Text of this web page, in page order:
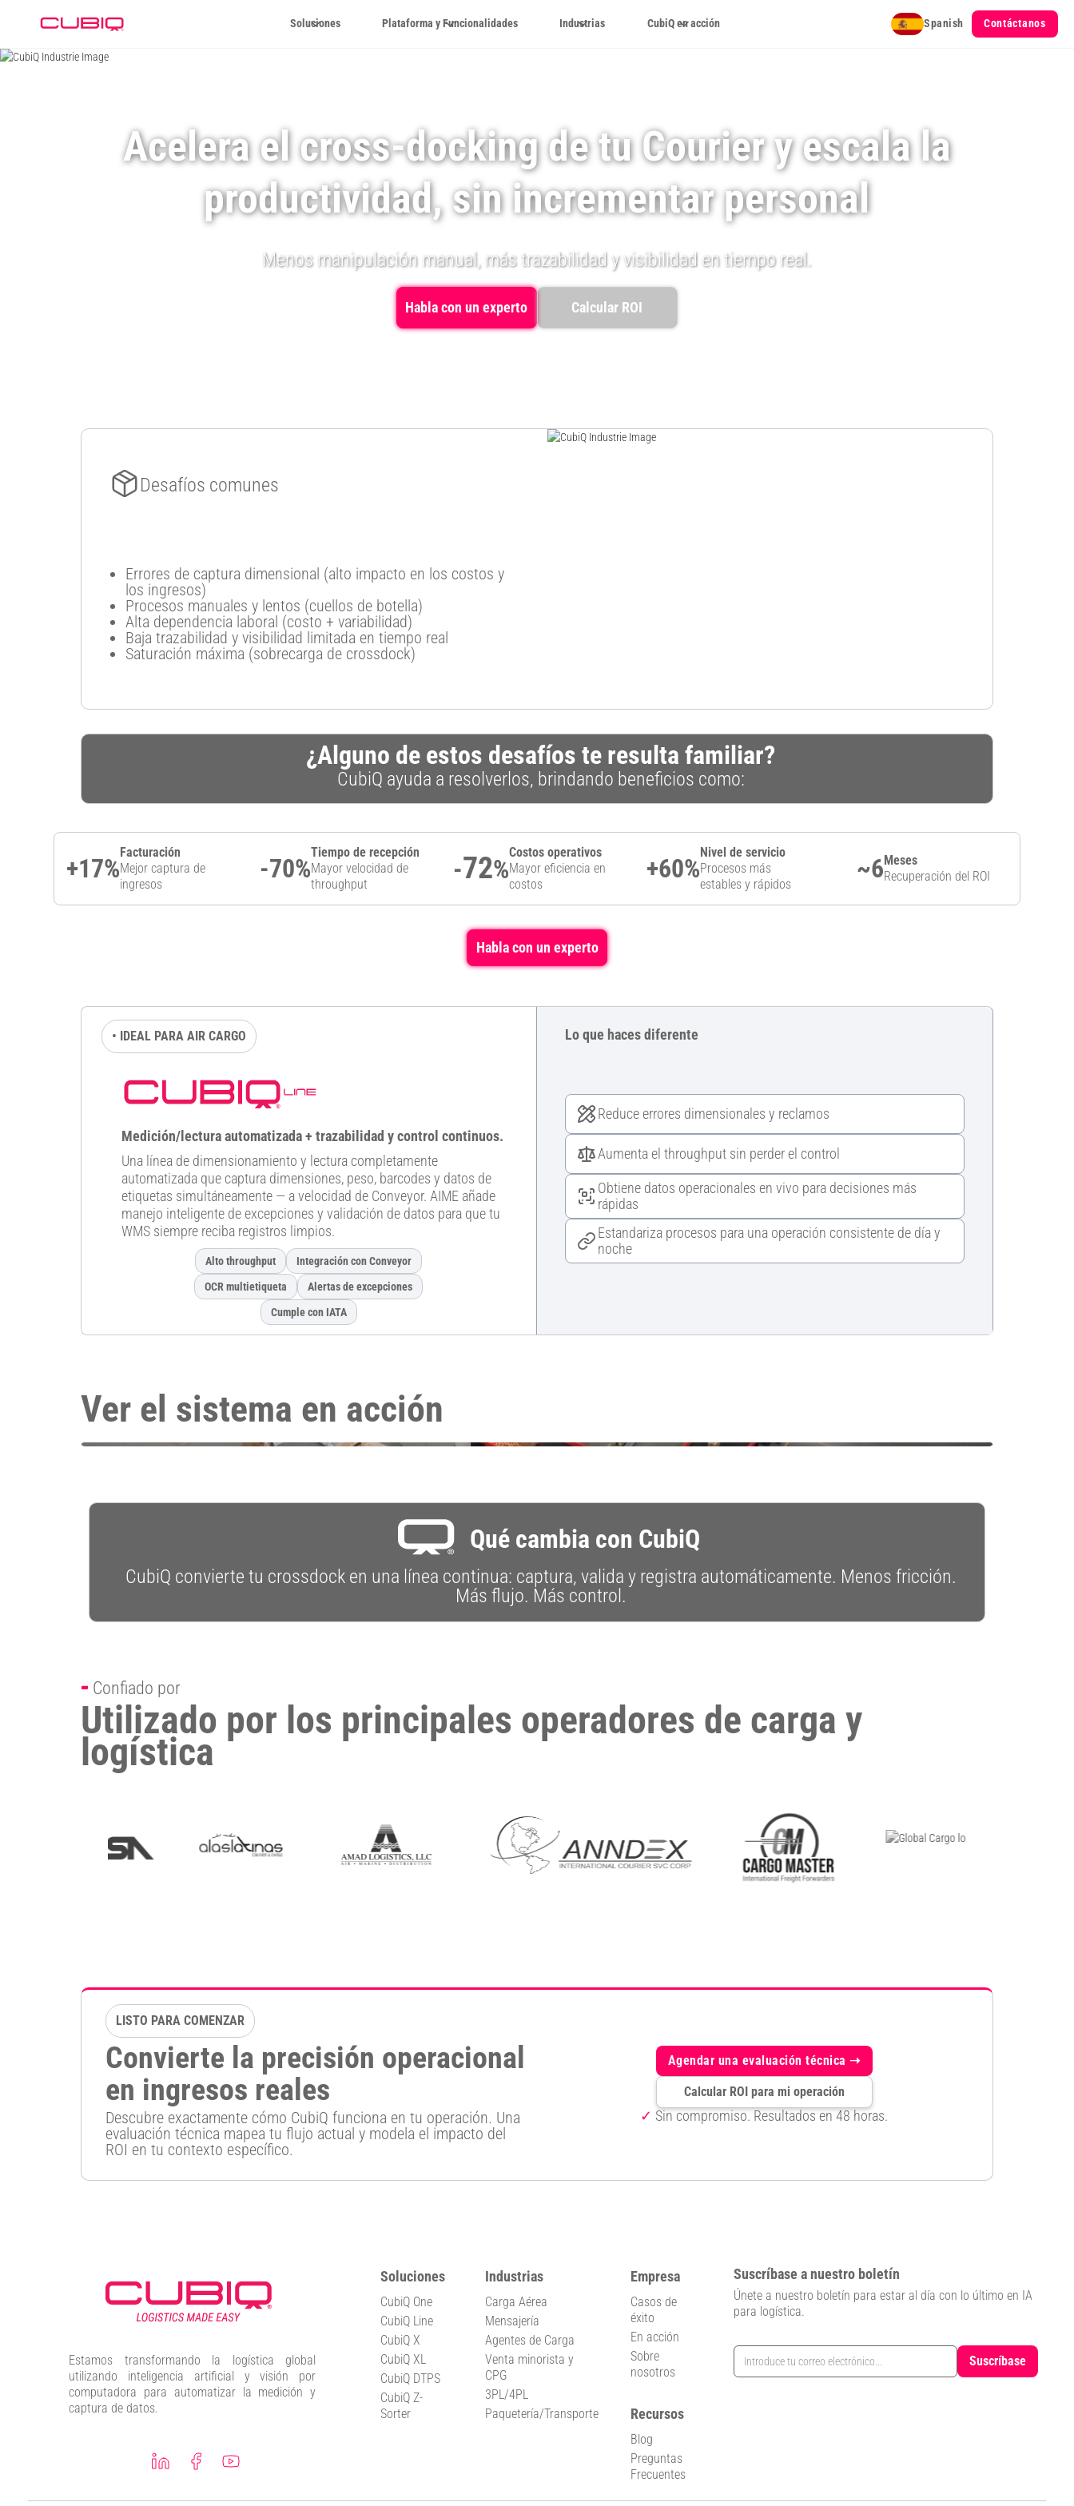
Soluciones Plataforma y Funcionalidades Industrias CubiQ en acción Spanish Contáctanos
Acelera el cross-docking de tu Courier y escala la
productividad, sin incrementar personal
Menos manipulación manual, más trazabilidad y visibilidad en tiempo real.
Habla con un experto Calcular ROI
Desafíos comunes
Errores de captura dimensional (alto impacto en los costos y
los ingresos)
Procesos manuales y lentos (cuellos de botella)
Alta dependencia laboral (costo + variabilidad)
Baja trazabilidad y visibilidad limitada en tiempo real
Saturación máxima (sobrecarga de crossdock)
¿Alguno de estos desafíos te resulta familiar?
CubiQ ayuda a resolverlos, brindando beneficios como:
+17%
Facturación
Mejor captura de
ingresos
-70%
Tiempo de recepción
Mayor velocidad de
throughput
-72%
Costos operativos
Mayor eficiencia en
costos
+60%
Nivel de servicio
Procesos más
estables y rápidos
~6Meses
Recuperación del ROI
Habla con un experto
• IDEAL PARA AIR CARGO
Medición/lectura automatizada + trazabilidad y control continuos.
Una línea de dimensionamiento y lectura completamente
automatizada que captura dimensiones, peso, barcodes y datos de
etiquetas simultáneamente — a velocidad de Conveyor. AIME añade
manejo inteligente de excepciones y validación de datos para que tu
WMS siempre reciba registros limpios.
Alto throughput
Integración con Conveyor
OCR multietiqueta
Alertas de excepciones
Cumple con IATA
Lo que haces diferente
Reduce errores dimensionales y reclamos
Aumenta el throughput sin perder el control
Obtiene datos operacionales en vivo para decisiones más
rápidas
Estandariza procesos para una operación consistente de día y
noche
Ver el sistema en acción
Qué cambia con CubiQ
CubiQ convierte tu crossdock en una línea continua: captura, valida y registra automáticamente. Menos fricción.
Más flujo. Más control.
- Confiado por
Utilizado por los principales operadores de carga y
logística
LISTO PARA COMENZAR
Convierte la precisión operacional
en ingresos reales
Descubre exactamente cómo CubiQ funciona en tu operación. Una
evaluación técnica mapea tu flujo actual y modela el impacto del
ROI en tu contexto específico.
Agendar una evaluación técnica ➝
Calcular ROI para mi operación
✓ Sin compromiso. Resultados en 48 horas.
Estamos transformando la logística global
utilizando inteligencia artificial y visión por
computadora para automatizar la medición y
captura de datos.
Soluciones
CubiQ One
CubiQ Line
CubiQ X
CubiQ XL
CubiQ DTPS
CubiQ Z-
Sorter
Industrias
Carga Aérea
Mensajería
Agentes de Carga
Venta minorista y
CPG
3PL/4PL
Paquetería/Transporte
Empresa
Casos de
éxito
En acción
Sobre
nosotros
Recursos
Blog
Preguntas
Frecuentes
Suscríbase a nuestro boletín
Únete a nuestro boletín para estar al día con lo último en IA
para logística.